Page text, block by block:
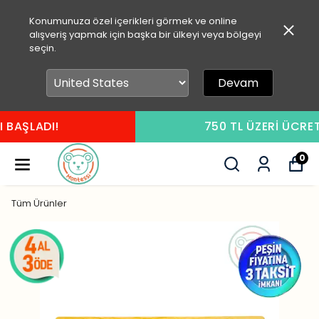
Konumunuza özel içerikleri görmek ve online
alışveriş yapmak için başka bir ülkeyi veya bölgeyi
seçin.
Devam
750 TL ÜZERİ ÜCRETSİZ KARGO
0
Tüm Ürünler